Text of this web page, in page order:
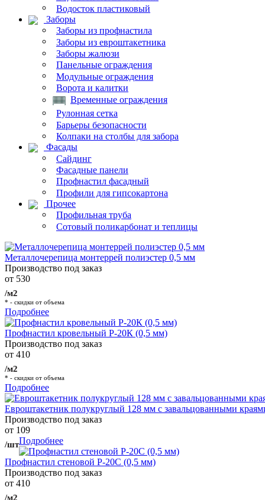
Водосток пластиковый
Заборы
Заборы из профнастила
Заборы из евроштакетника
Заборы жалюзи
Панельные ограждения
Модульные ограждения
Ворота и калитки
Временные ограждения
Рулонная сетка
Барьеры безопасности
Колпаки на столбы для забора
Фасады
Сайдинг
Фасадные панели
Профнастил фасадный
Профили для гипсокартона
Прочее
Профильная труба
Сотовый поликарбонат и теплицы
Металлочерепица монтеррей полиэстер 0,5 мм
Производство под заказ
от 530
/м2
* - скидки от объема
Подробнее
Профнастил кровельный Р-20К (0,5 мм)
Производство под заказ
от 410
/м2
* - скидки от объема
Подробнее
Евроштакетник полукруглый 128 мм с завальцованными
Производство под заказ
от 109
/штПодробнее
Профнастил стеновой Р-20С (0,5 мм)
Производство под заказ
от 410
/м2